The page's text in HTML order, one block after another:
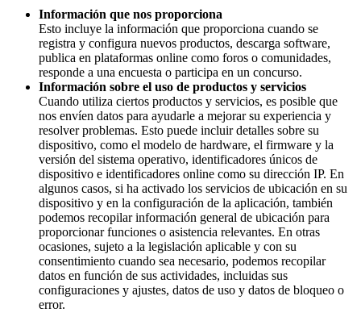
Información que nos proporciona
Esto incluye la información que proporciona cuando se
registra y configura nuevos productos, descarga software,
publica en plataformas online como foros o comunidades,
responde a una encuesta o participa en un concurso.
Información sobre el uso de productos y servicios
Cuando utiliza ciertos productos y servicios, es posible que
nos envíen datos para ayudarle a mejorar su experiencia y
resolver problemas. Esto puede incluir detalles sobre su
dispositivo, como el modelo de hardware, el firmware y la
versión del sistema operativo, identificadores únicos de
dispositivo e identificadores online como su dirección IP. En
algunos casos, si ha activado los servicios de ubicación en su
dispositivo y en la configuración de la aplicación, también
podemos recopilar información general de ubicación para
proporcionar funciones o asistencia relevantes. En otras
ocasiones, sujeto a la legislación aplicable y con su
consentimiento cuando sea necesario, podemos recopilar
datos en función de sus actividades, incluidas sus
configuraciones y ajustes, datos de uso y datos de bloqueo o
error.